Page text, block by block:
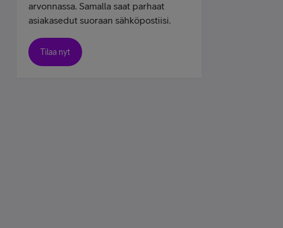
arvonnassa. Samalla saat parhaat
asiakasedut suoraan sähköpostiisi.
Tilaa nyt